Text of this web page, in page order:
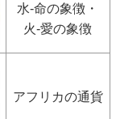
水-命の象徴・
火-愛の象徴
アフリカの通貨